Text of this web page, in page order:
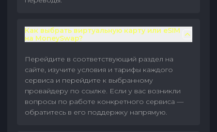
Как выбрать виртуальную карту или eSIM
на MoneySwap?
Перейдите в соответствующий раздел на
сайте, изучите условия и тарифы каждого
сервиса и перейдите к выбранному
провайдеру по ссылке. Если у вас возникли
вопросы по работе конкретного сервиса —
обратитесь в его поддержку напрямую.